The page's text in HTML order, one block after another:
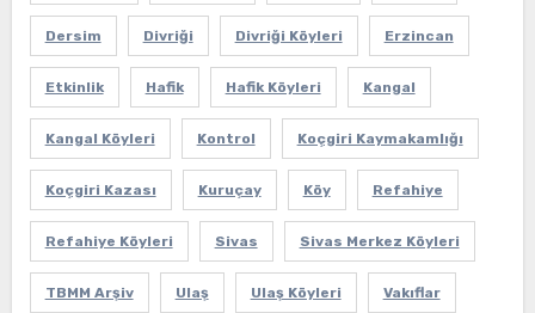
Dersim Divriği Divriği Köyleri Erzincan
Etkinlik Hafik Hafik Köyleri Kangal
Kangal Köyleri Kontrol Koçgiri Kaymakamlığı
Koçgiri Kazası Kuruçay Köy Refahiye
Refahiye Köyleri Sivas Sivas Merkez Köyleri
TBMM Arşiv Ulaş Ulaş Köyleri Vakıflar